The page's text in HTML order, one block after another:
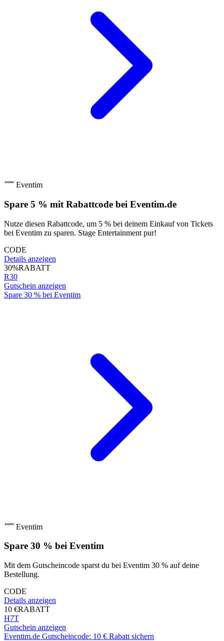
Eventim
Spare 5 % mit Rabattcode bei Eventim.de
Nutze diesen Rabattcode, um 5 % bei deinem Einkauf von Tickets
bei Eventim zu sparen. Stage Entertainment pur!
CODE
Details anzeigen
30%RABATT
R30
Gutschein anzeigen
Spare 30 % bei Eventim
Eventim
Spare 30 % bei Eventim
Mit dem Gutscheincode sparst du bei Eventim 30 % auf deine
Bestellung.
CODE
Details anzeigen
10 €RABATT
H7T
Gutschein anzeigen
Eventim.de Gutscheincode: 10 € Rabatt sichern